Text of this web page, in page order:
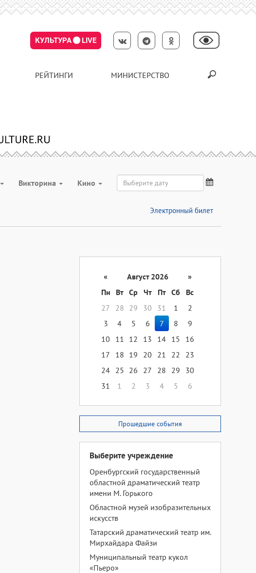
КУЛЬТУРА LIVE
РЕЙТИНГИ МИНИСТЕРСТВО
Викторина Кино
Электронный билет
« Август 2026
»
Пн
Вт Ср Чт Пт Сб
Вс
27
28 29 30 31 1
2
3
4 5 6 7 8
9
10
11 12 13 14 15
16
17
18 19 20 21 22
23
24 25 26 27 28 29
30
31
1 2 3 4 5 6
Прошедшие события
Выберите учреждение
Оренбургский государственный
областной драматический театр
имени М. Горького
Областной музей изобразительных
искусств
Татарский драматический театр им.
Мирхайдара Файзи
Муниципальный театр кукол
«Пьеро»